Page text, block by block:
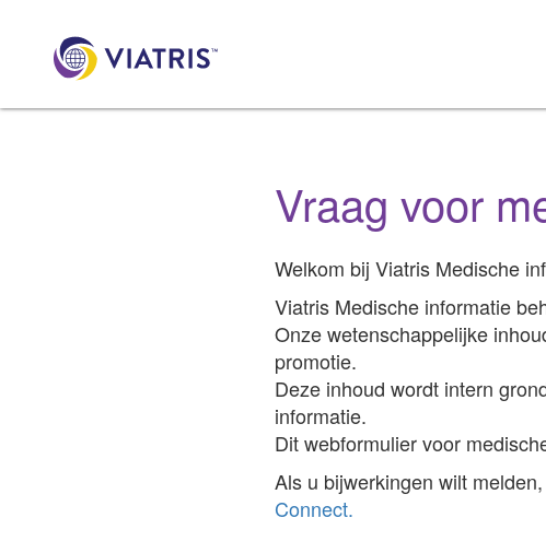
Vraag voor
Welkom bij Viatris Medische
Viatris Medische informatie
Onze wetenschappelijke
promotie.
Deze inhoud wordt intern
informatie.
Dit webformulier voor
Als u bijwerkingen wilt
Connect.